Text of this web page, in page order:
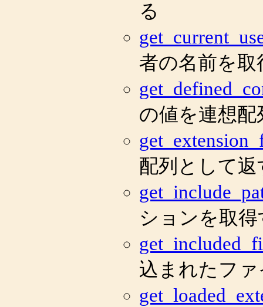
る
者の名前を取
の値を連想
配列として返
ションを取
込まれたフ